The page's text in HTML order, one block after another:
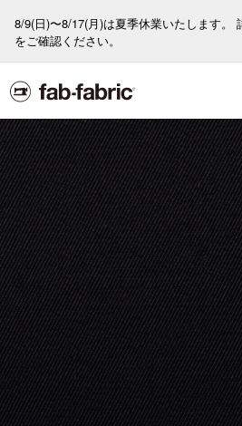
8/9(日)〜8/17(月)は夏季休業いたします。
をご確認ください。